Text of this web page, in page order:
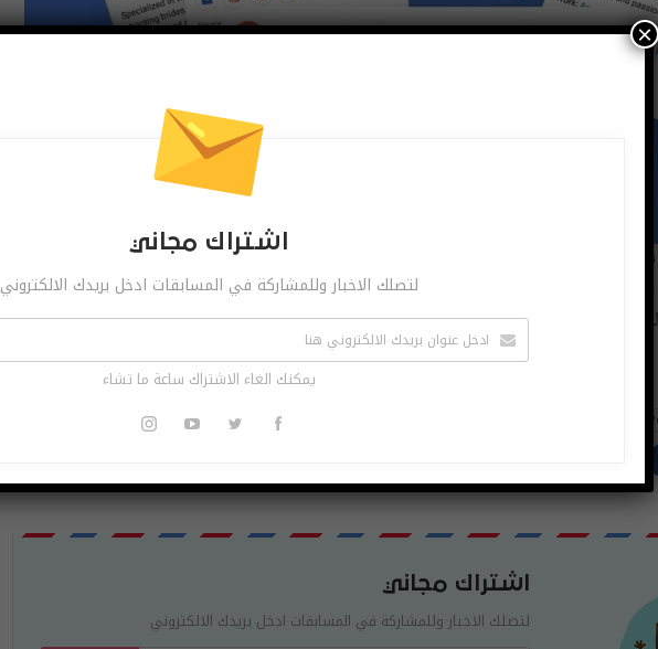
فعليه أن يؤكد هويته من خلال رقم الهاتف أو بطرق أخرى قد تحددها غوغل لاحقًا، كما
يُمكنك أن ترسل بلاغًا عن أي Card تشك فيها! الميزة قد بدأت في الوصول للهند بداية من اليوم ومن المتوقع أن تتوفر
اشتراك مجاني
لتصلك الاخبار وللمشاركة في المسابقات ادخل بريدك الالكتروني
اشتراك مجاني
لتصلك الاخبار وللمشاركة في المسابقات ادخل بريدك الالكتروني
يمكنك الغاء الاشتراك ساعة ما تشاء
×